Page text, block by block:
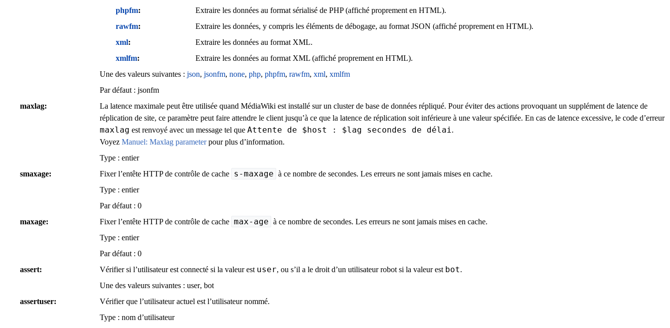
phpfm
Extraire les données au format sérialisé de PHP (affiché proprement en HTML).
rawfm
Extraire les données, y compris les éléments de débogage, au format JSON (affiché proprement en HTML).
xml
Extraire les données au format XML.
xmlfm
Extraire les données au format XML (affiché proprement en HTML).
Une des valeurs suivantes : json, jsonfm, none, php, phpfm, rawfm, xml, xmlfm
Par défaut : jsonfm
maxlag
La latence maximale peut être utilisée quand MédiaWiki est installé sur un cluster de base de données répliqué. Pour éviter des actions provoquant un supplément de latence de
réplication de site, ce paramètre peut faire attendre le client jusqu’à ce que la latence de réplication soit inférieure à une valeur spécifiée. En cas de latence excessive, le code d’erreur
maxlag est renvoyé avec un message tel que Attente de $host : $lag secondes de délai.
Voyez Manuel: Maxlag parameterpour plus d’information.
Type : entier
smaxage
Fixer l’entête HTTP de contrôle de cache s-maxage à ce nombre de secondes. Les erreurs ne sont jamais mises en cache.
Type : entier
Par défaut : 0
maxage
Fixer l’entête HTTP de contrôle de cache max-age à ce nombre de secondes. Les erreurs ne sont jamais mises en cache.
Type : entier
Par défaut : 0
assert
Vérifier si l’utilisateur est connecté si la valeur est user, ou s’il a le droit d’un utilisateur robot si la valeur est bot.
Une des valeurs suivantes : user, bot
assertuser
Vérifier que l’utilisateur actuel est l’utilisateur nommé.
Type : nom d’utilisateur